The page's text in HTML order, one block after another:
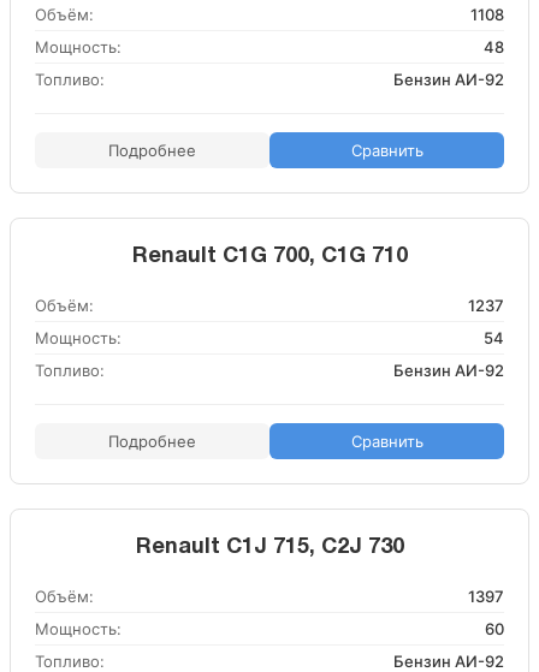
Объём:
1108
Мощность:
48
Топливо:
Бензин АИ-92
Подробнее Сравнить
Renault C1G 700, C1G 710
Объём:
1237
Мощность:
54
Топливо:
Бензин АИ-92
Подробнее Сравнить
Renault C1J 715, C2J 730
Объём:
1397
Мощность:
60
Топливо:
Бензин АИ-92